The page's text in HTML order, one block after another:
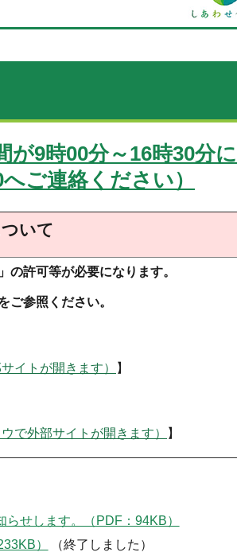
が9時00分～16時30分
ご連絡ください）
いて
許可等が必要になります。
ご参照ください。
イトが開きます） 】
で外部サイトが開きます） 】
せします。（PDF：94KB）
）
（終了しました）